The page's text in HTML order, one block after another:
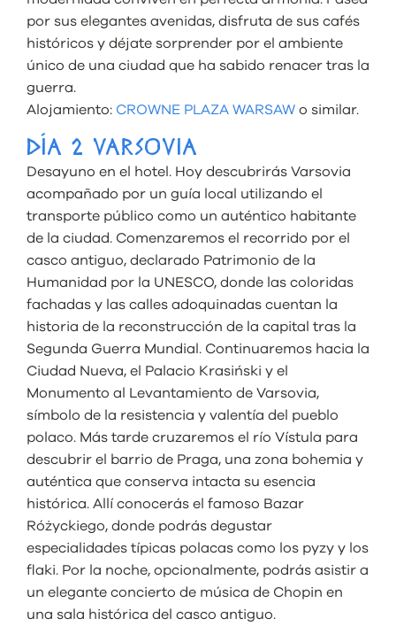
por sus elegantes avenidas, disfruta de sus cafés
históricos y déjate sorprender por el ambiente
único de una ciudad que ha sabido renacer tras la
guerra.
Alojamiento: CROWNE PLAZA WARSAW o similar.
DÍA 2 VARSOVIA
Desayuno en el hotel. Hoy descubrirás Varsovia
acompañado por un guía local utilizando el
transporte público como un auténtico habitante
de la ciudad. Comenzaremos el recorrido por el
casco antiguo, declarado Patrimonio de la
Humanidad por la UNESCO, donde las coloridas
fachadas y las calles adoquinadas cuentan la
historia de la reconstrucción de la capital tras la
Segunda Guerra Mundial. Continuaremos hacia la
Ciudad Nueva, el Palacio Krasiński y el
Monumento al Levantamiento de Varsovia,
símbolo de la resistencia y valentía del pueblo
polaco. Más tarde cruzaremos el río Vístula para
descubrir el barrio de Praga, una zona bohemia y
auténtica que conserva intacta su esencia
histórica. Allí conocerás el famoso Bazar
Różyckiego, donde podrás degustar
especialidades típicas polacas como los pyzy y los
flaki. Por la noche, opcionalmente, podrás asistir a
un elegante concierto de música de Chopin en
una sala histórica del casco antiguo.